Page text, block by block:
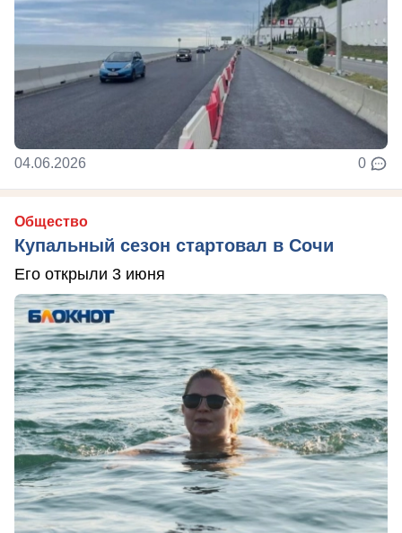
04.06.2026 0
Общество
Купальный сезон стартовал в Сочи
Его открыли 3 июня